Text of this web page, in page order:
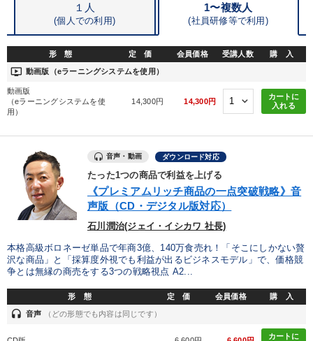
１人
(個人での利用)
1〜複数人
(社員研修等で利用)
形 態 定 価 会員価格 受講人数 購 入
ondemand_video 動画版（eラーニングシステムを使用）
動画版
（eラーニングシステムを使
用）
14,300円 14,300円
カートに
入れる
音声・動画 ダウンロード対応
たった1つの商品で利益を上げる
《プレミアムリッチ商品の一点突破戦略》音
声版（CD・デジタル版対応）
石川潤治(ジェイ・イシカワ 社長)
本格高級ボロネーゼ単品で年商3億、140万食売れ！「そこにしかない贅
沢な商品」と「採算度外視でも利益が出るビジネスモデル」で、価格競
争とは無縁の商売をする3つの戦略視点 A2...
形 態 定 価 会員価格 購 入
headset 音声 （どの形態でも内容は同じです）
カートに